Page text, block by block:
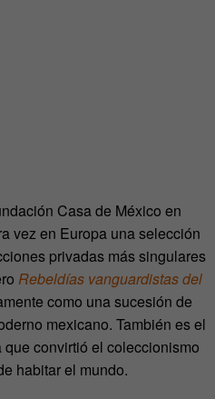
Casa de México en
vez en Europa una selección
privadas más singulares
Rebeldías vanguardistas del
como una sucesión de
mexicano. También es el
convirtió el coleccionismo
habitar el mundo.